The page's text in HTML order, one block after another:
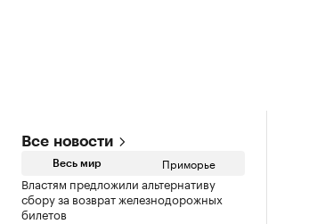
Все новости
Весь мир Приморье
Властям предложили альтернативу
сбору за возврат железнодорожных
билетов